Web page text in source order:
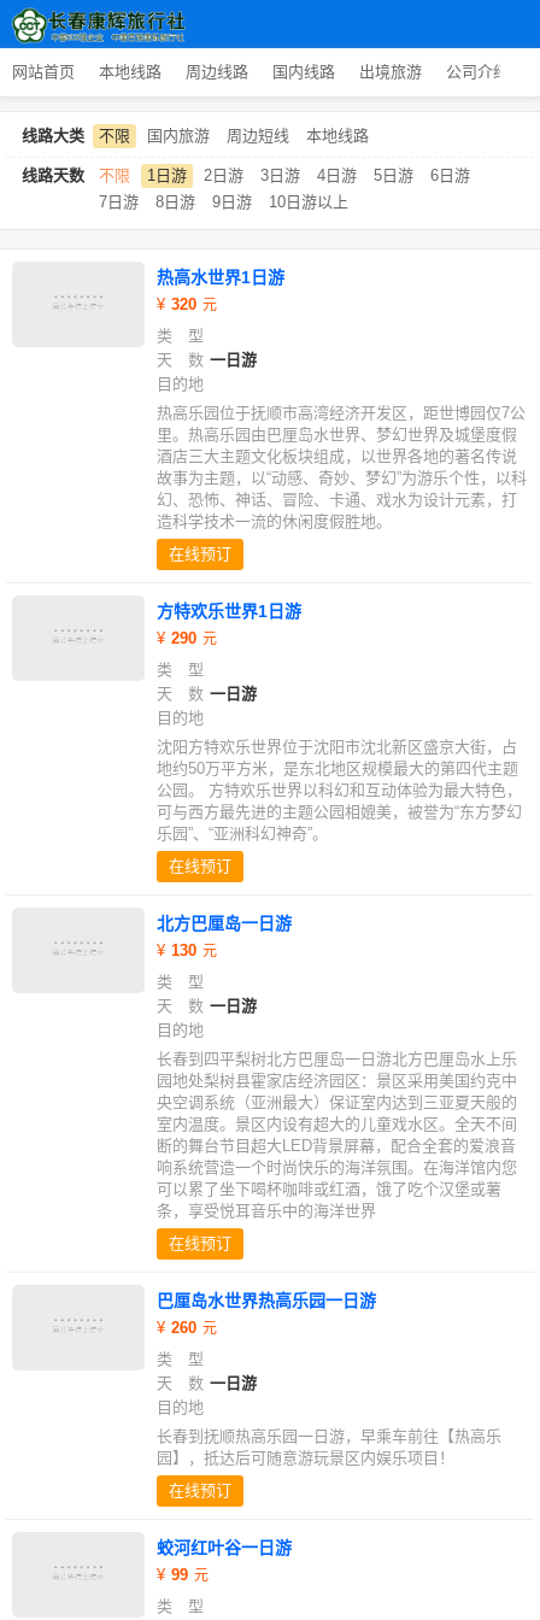
网站首页 本地线路 周边线路 国内线路 出境旅游 公司介绍
线路大类 不限 国内旅游 周边短线 本地线路
线路天数 不限 1日游 2日游 3日游 4日游 5日游
6日游
7日游
8日游 9日游 10日游以上
热高水世界1日游
320
类 型
天 数 一日游
目的地
热高乐园位于抚顺市高湾经济开发区，距世博园仅7公
里。热高乐园由巴厘岛水世界、梦幻世界及城堡度假
酒店三大主题文化板块组成，以世界各地的著名传说
故事为主题，以“动感、奇妙、梦幻”为游乐个性，以科
幻、恐怖、神话、冒险、卡通、戏水为设计元素，打
造科学技术一流的休闲度假胜地。
在线预订
方特欢乐世界1日游
290
类 型
天 数 一日游
目的地
沈阳方特欢乐世界位于沈阳市沈北新区盛京大街，占
地约50万平方米，是东北地区规模最大的第四代主题
公园。 方特欢乐世界以科幻和互动体验为最大特色，
可与西方最先进的主题公园相媲美，被誉为“东方梦幻
乐园”、“亚洲科幻神奇”。
在线预订
北方巴厘岛一日游
130
类 型
天 数 一日游
目的地
长春到四平梨树北方巴厘岛一日游北方巴厘岛水上乐
园地处梨树县霍家店经济园区：景区采用美国约克中
央空调系统（亚洲最大）保证室内达到三亚夏天般的
室内温度。景区内设有超大的儿童戏水区。全天不间
断的舞台节目超大LED背景屏幕，配合全套的爱浪音
响系统营造一个时尚快乐的海洋氛围。在海洋馆内您
可以累了坐下喝杯咖啡或红酒，饿了吃个汉堡或薯
条，享受悦耳音乐中的海洋世界
在线预订
巴厘岛水世界热高乐园一日游
260
类 型
天 数 一日游
目的地
长春到抚顺热高乐园一日游，早乘车前往【热高乐
园】，抵达后可随意游玩景区内娱乐项目！
在线预订
蛟河红叶谷一日游
99
类 型